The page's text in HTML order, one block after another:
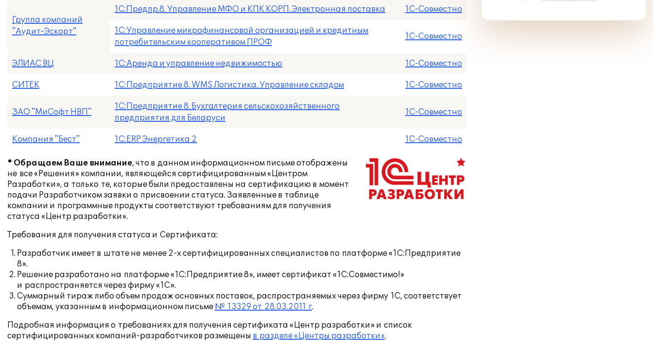
Группа компаний
"Аудит-Эскорт"
1С:Предпр.8. Управление МФО и КПК КОРП. Электронная поставка 1С-Совместно
1С:Управление микрофинансовой организацией и кредитным
потребительским кооперативом ПРОФ
1С-Совместно
ЭЛИАС ВЦ 1С:Аренда и управление недвижимостью 1С-Совместно
СИТЕК 1С:Предприятие 8. WMS Логистика. Управление складом 1С-Совместно
ЗАО "МиСофт НВП"
1С:Предприятие 8. Бухгалтерия сельскохозяйственного
предприятия для Беларуси
1С-Совместно
Компания "Бест" 1С:ERP Энергетика 2 1С-Совместно
* Обращаем Ваше внимание, что в данном информационном письме отображены
не все «Решения» компании, являющейся сертифицированным «Центром
Разработки», а только те, которые были предоставлены на сертификацию в момент
подачи Разработчиком заявки о присвоении статуса. Заявленные в таблице
компании и программные продукты соответствуют требованиям для получения
статуса «Центр разработки».
Требования для получения статуса и Сертификата:
Разработчик имеет в штате не менее 2-хсертифицированных специалистов по платформе «1С:Предприятие
8».
Решение разработано на платформе «1С:Предприятие 8», имеет сертификат «1С:Совместимо!»
и распространяется через фирму «1С».
Суммарный тираж либо объем продаж основных поставок, распространяемых через фирму 1С, соответствует
объемам, указанным в информационном письме № 13329 от 28.03.2011 г.
Подробная информация о требованиях для получения сертификата «Центр разработки» и список
сертифицированных компаний-разработчиков размещены в разделе «Центры разработки».